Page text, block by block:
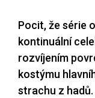
Pocit, že série
kontinuální
rozvíjením
kostýmu
strachu z